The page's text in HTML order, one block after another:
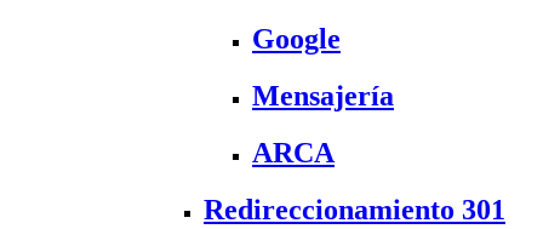
Google
Mensajería
ARCA
Redireccionamiento 301